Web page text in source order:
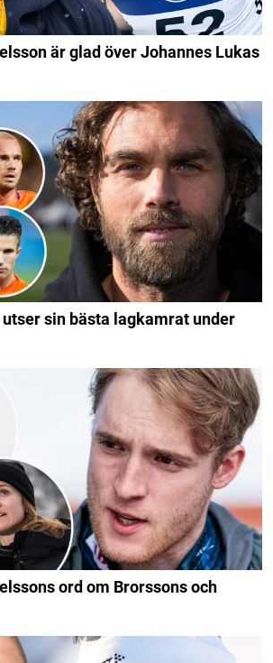
är glad över Johannes Lukas
sin bästa lagkamrat under
ord om Brorssons och